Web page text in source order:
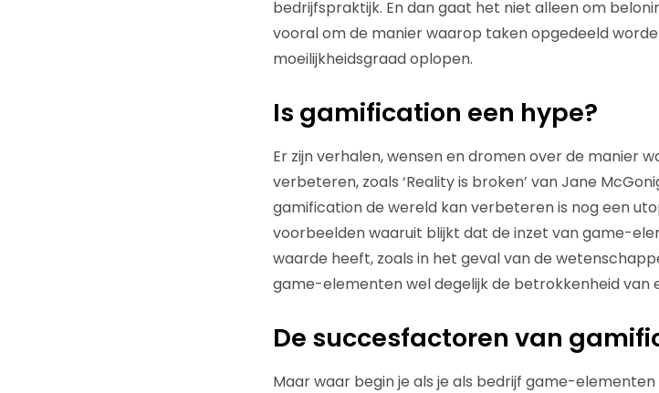
bedrijfspraktijk. En dan gaat het niet alleen om
vooral om de manier waarop taken opgedeeld
moeilijkheidsgraad oplopen.
Is gamification een hype?
Er zijn verhalen, wensen en dromen over de manier
verbeteren, zoals ‘Reality is broken’ van Jane
gamification de wereld kan verbeteren is nog een
voorbeelden waaruit blijkt dat de inzet van game-
waarde heeft, zoals in het geval van de
game-elementen wel degelijk de betrokkenheid van
De succesfactoren van
Maar waar begin je als je als bedrijf game-